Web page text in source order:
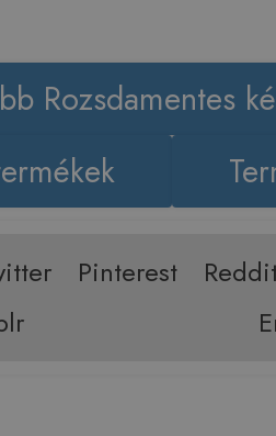
Rozsdamentes
Pinterest